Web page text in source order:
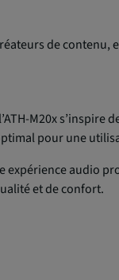
de
M20x
pour une
expérience audio
et de confort.